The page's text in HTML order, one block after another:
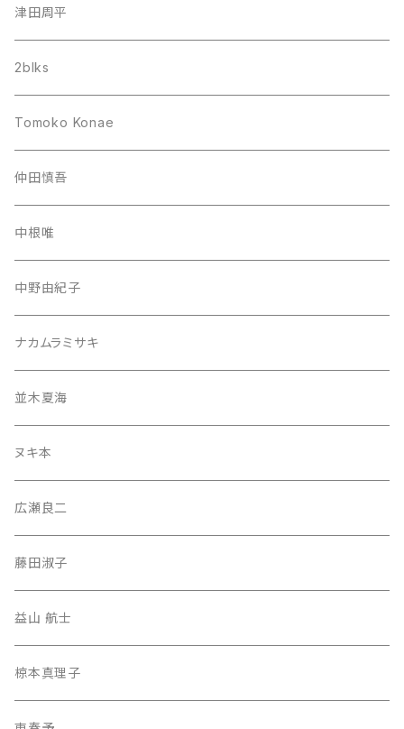
津田周平
2blks
Tomoko Konae
仲田慎吾
中根唯
中野由紀子
ナカムラミサキ
並木夏海
ヌキ本
広瀬良二
藤田淑子
益山 航士
椋本真理子